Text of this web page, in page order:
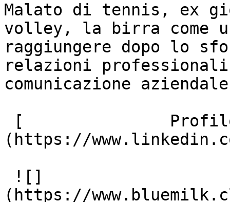
Malato di tennis, ex
volley, la birra come
raggiungere dopo lo
relazioni
comunicazione
(https://
(https://